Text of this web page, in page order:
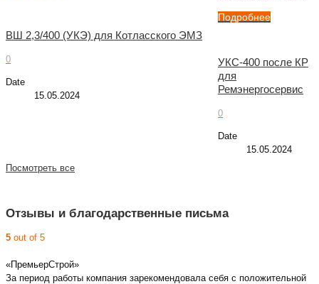
ВШ 2,3/400 (УКЭ) для Котласского ЭМЗ
0
Date
15.05.2024
Подробнее
УКС-400 после КР
для
Ремэнергосервис
0
Date
15.05.2024
Посмотреть все
Отзывы и благодарственные письма
5 out of 5
«ПремьерСтрой»
За период работы компания зарекомендовала себя с положительной